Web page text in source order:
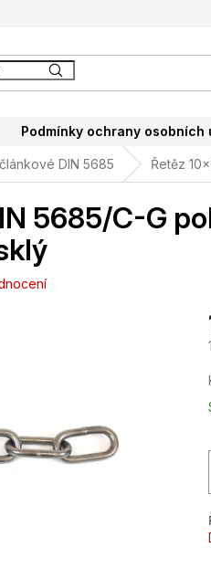
Podmínky ochrany osobních
DIN 5685 Řetěz
5685/C-G